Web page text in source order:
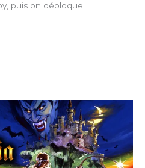
puis on débloque